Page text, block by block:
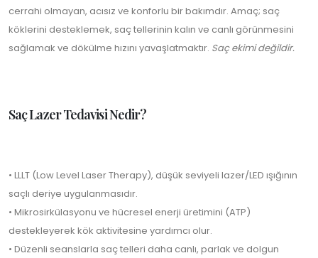
cerrahi olmayan, acısız ve konforlu bir bakımdır. Amaç; saç
köklerini desteklemek, saç tellerinin kalın ve canlı görünmesini
sağlamak ve dökülme hızını yavaşlatmaktır. Saç ekimi değildir.
Saç Lazer Tedavisi Nedir?
• LLLT (Low Level Laser Therapy), düşük seviyeli lazer/LED ışığının
saçlı deriye uygulanmasıdır.
• Mikrosirkülasyonu ve hücresel enerji üretimini (ATP)
destekleyerek kök aktivitesine yardımcı olur.
• Düzenli seanslarla saç telleri daha canlı, parlak ve dolgun